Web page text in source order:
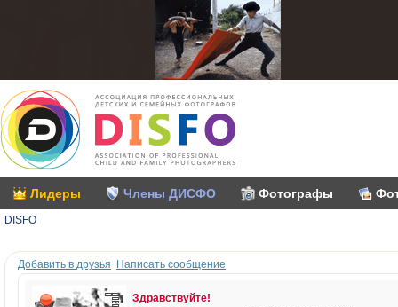
Лидеры Члены ДИСФО Фотографы
DISFO
Добавить в друзья Написать сообщение
Здравствуйте!